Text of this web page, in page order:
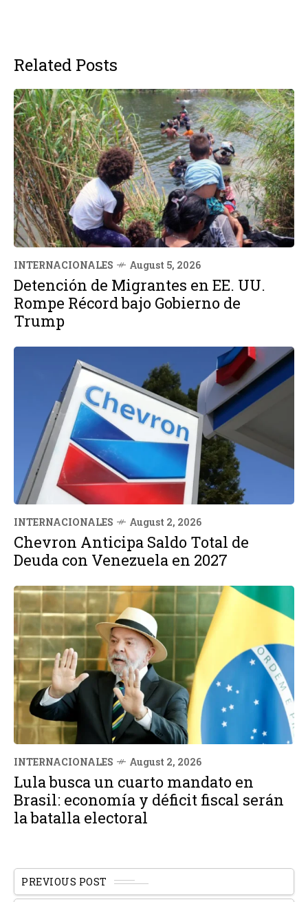
Related Posts
INTERNACIONALES August 5, 2026
Detención de Migrantes en EE. UU.
Rompe Récord bajo Gobierno de
Trump
INTERNACIONALES August 2, 2026
Chevron Anticipa Saldo Total de
Deuda con Venezuela en 2027
INTERNACIONALES August 2, 2026
Lula busca un cuarto mandato en
Brasil: economía y déficit fiscal serán
la batalla electoral
PREVIOUS POST